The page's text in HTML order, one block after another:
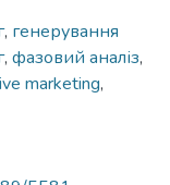
, генерування
, фазовий аналіз,
marketing,